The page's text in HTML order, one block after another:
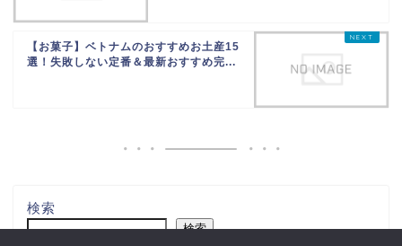
【お菓子】ベトナムのおすすめお土産15
選！失敗しない定番＆最新おすすめ完...
検索
検索